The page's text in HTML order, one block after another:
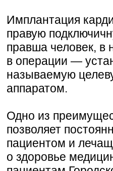
Имплантация
правую
правша человек, в
в операции —
называемую
аппаратом.
Одно из
позволяет
пациентом и
о здоровье